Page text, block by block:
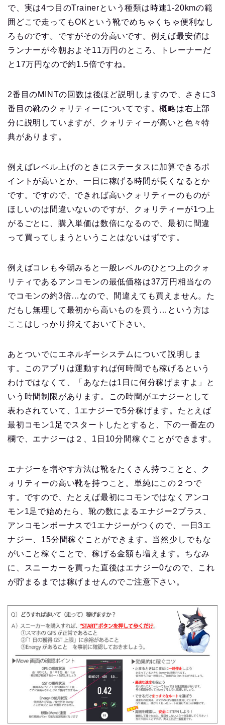
で、実は4つ目のTrainerという種類は時速1-20kmの範
囲どこで走ってもOKという靴でめちゃくちゃ便利なし
ろものです。ですがその分高いです。例えば最安値は
ランナーが今朝およそ11万円のところ、トレーナーだ
と17万円なので約1.5倍ですね。
2番目のMINTの回数は後ほど説明しますので、さきに3
番目の靴のクォリティーについてです。概略は右上部
分に説明していますが、クォリティーが高いと色々特
典があります。
例えばレベル上げのときにステータスに加算できるポ
イントが高いとか、一日に稼げる時間が長くなるとか
です。ですので、できれば高いクォリティーのものが
ほしいのは間違いないのですが、クォリティーが1つ上
がるごとに、購入単価は数倍になるので、最初に間違
って買ってしまうということはないはずです。
例えばコレも今朝みると一般レベルのひとつ上のクォ
リティであるアンコモンの最低価格は37万円相当なの
でコモンの約3倍…なので、間違えても買えません。た
だもし無理して最初から高いものを買う…という方は
ここはしっかり抑えておいて下さい。
あとついでにエネルギーシステムについて説明しま
す。このアプリは運動すれば何時間でも稼げるという
わけではなくて、「あなたは1日に何分稼げますよ」と
いう時間制限があります。この時間がエナジーとして
表わされていて、1エナジーで5分稼げます。たとえば
最初コモン1足でスタートしたとすると、下の一番左の
欄で、エナジーは２、1日10分間稼ぐことができます。
エナジーを増やす方法は靴をたくさん持つことと、ク
ォリティーの高い靴を持つこと。単純にこの２つで
す。ですので、たとえば最初にコモンではなくアンコ
モン1足で始めたら、靴の数によるエナジー2プラス、
アンコモンボーナスで1エナジーがつくので、一日3エ
ナジー、15分間稼ぐことができます。当然少しでもな
がいこと稼ぐことで、稼げる金額も増えます。ちなみ
に、スニーカーを買った直後はエナジー0なので、これ
が貯まるまでは稼げませんのでご注意下さい。